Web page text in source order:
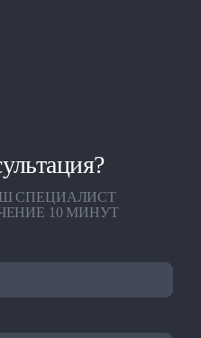
СПЕЦИАЛИСТ
10 МИНУТ